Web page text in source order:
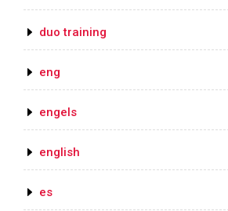
duo training
eng
engels
english
es